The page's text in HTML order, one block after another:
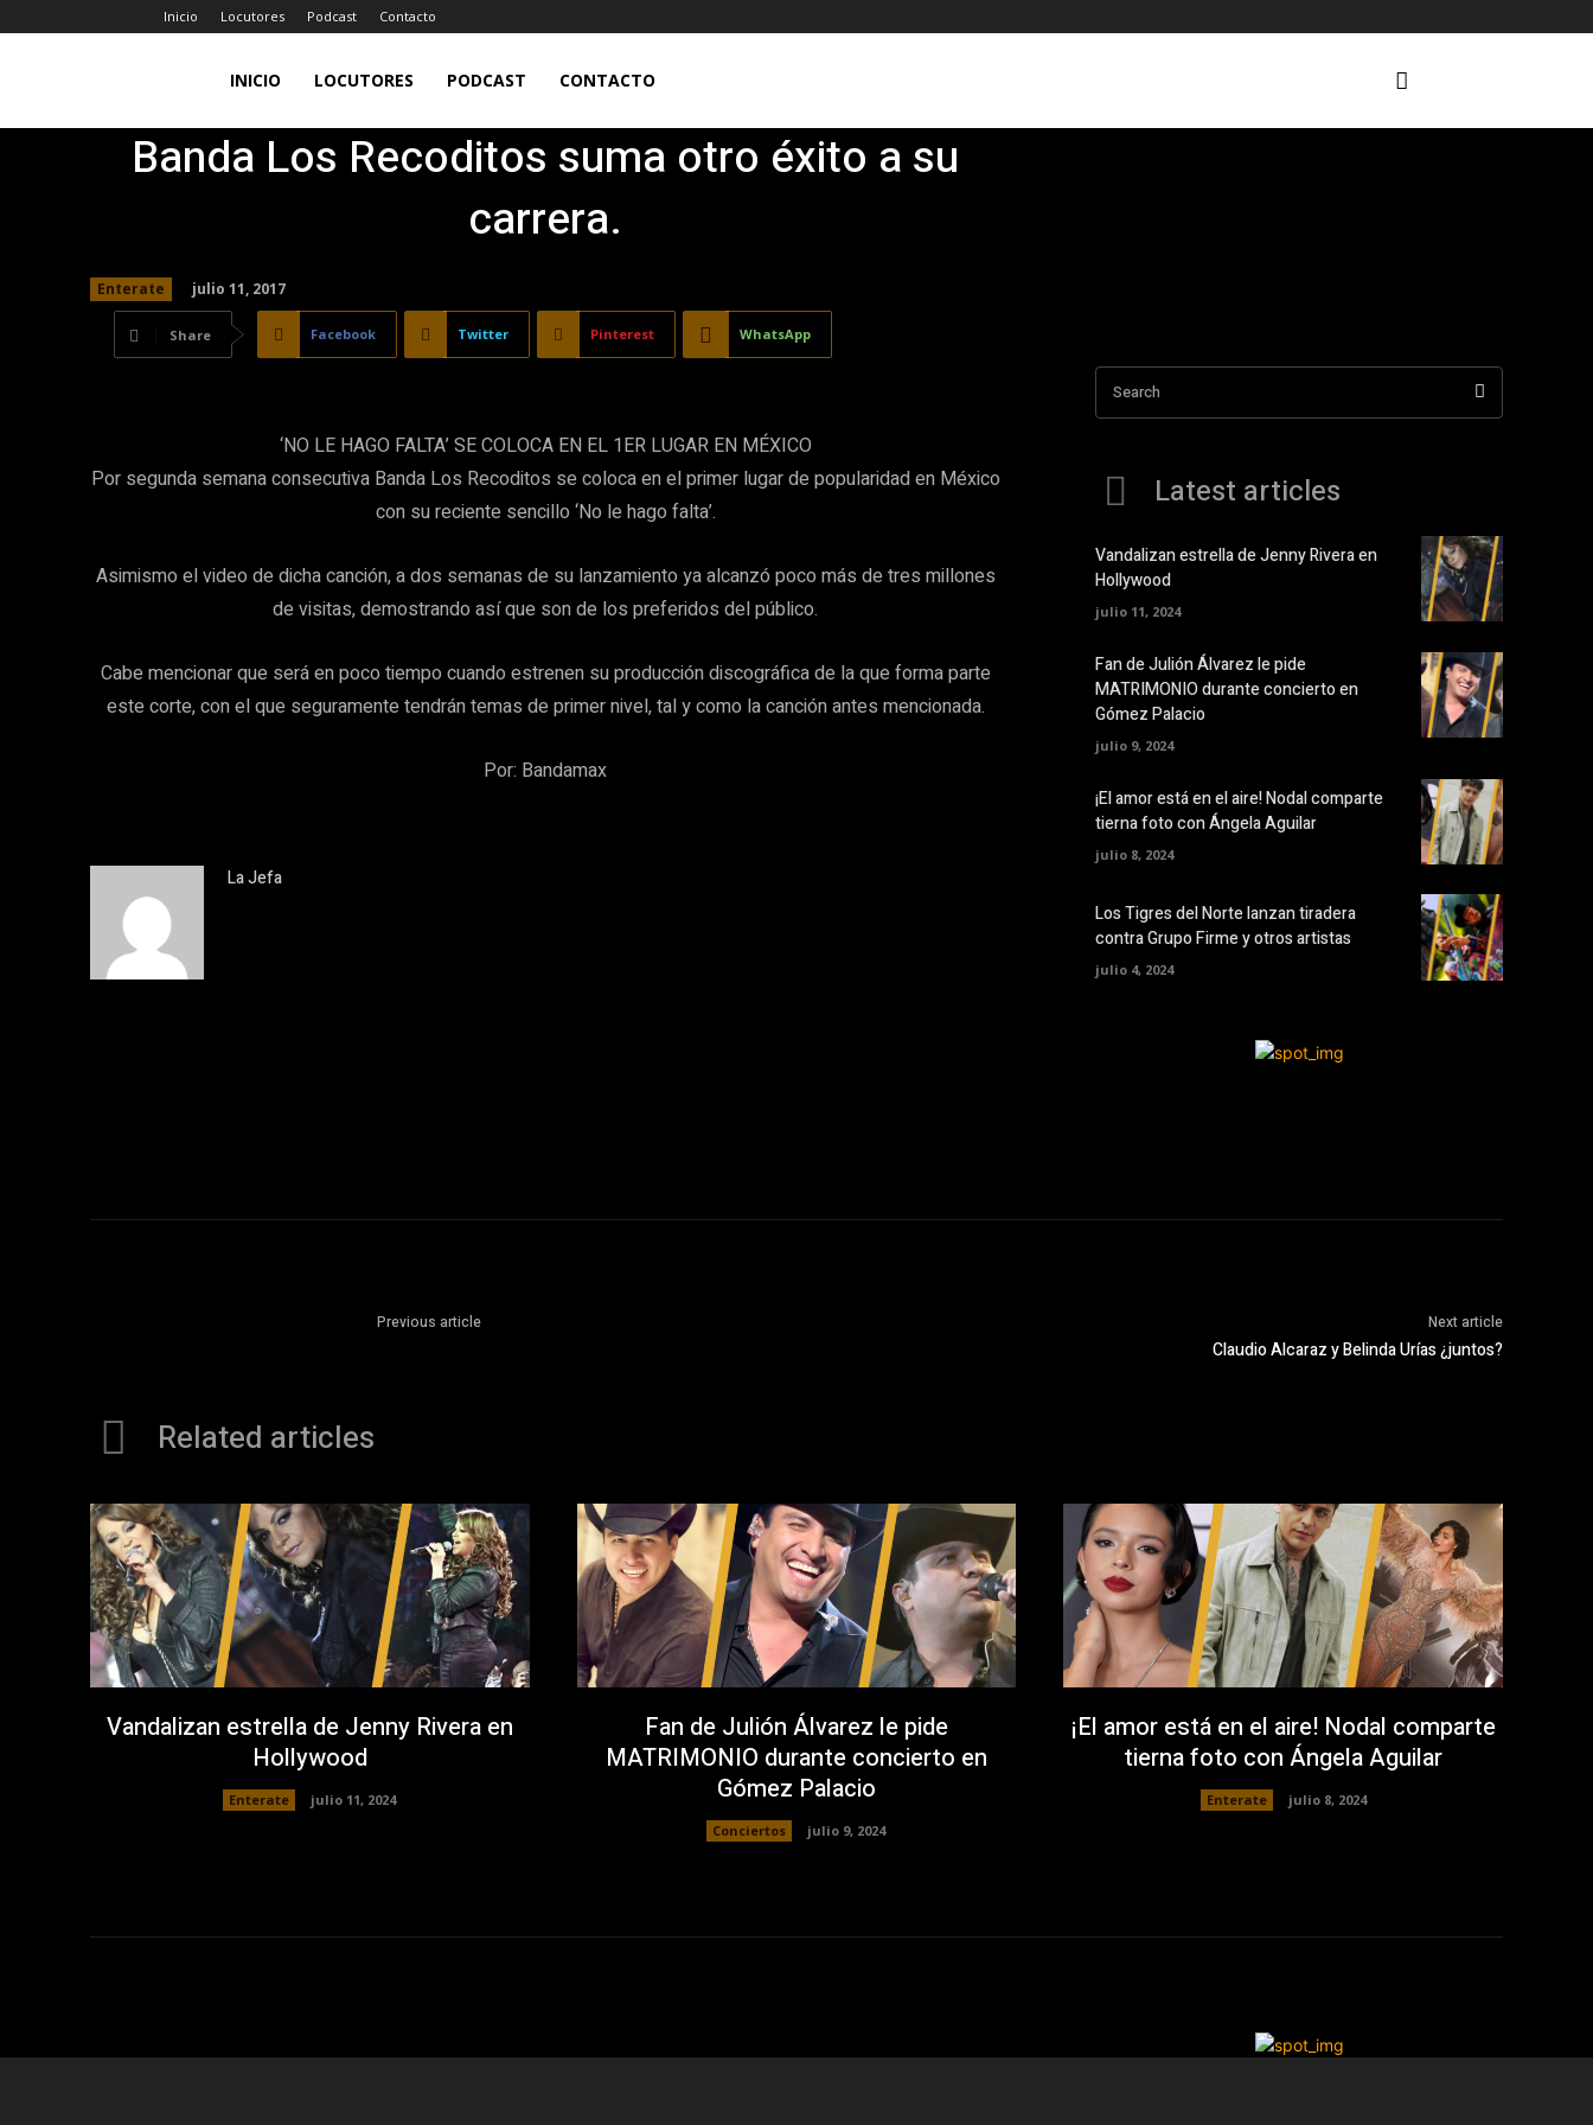
Inicio Locutores Podcast Contacto
JEFA
INICIO LOCUTORES PODCAST CONTACTO
Banda Los Recoditos suma otro éxito a su
carrera.
Enterate julio 11, 2017
Share Facebook Twitter Pinterest WhatsApp
‘NO LE HAGO FALTA’ SE COLOCA EN EL 1ER LUGAR EN MÉXICO
Por segunda semana consecutiva Banda Los Recoditos se coloca en el primer lugar de popularidad en México
con su reciente sencillo ‘No le hago falta’.
Asimismo el video de dicha canción, a dos semanas de su lanzamiento ya alcanzó poco más de tres millones
de visitas, demostrando así que son de los preferidos del público.
Cabe mencionar que será en poco tiempo cuando estrenen su producción discográfica de la que forma parte
este corte, con el que seguramente tendrán temas de primer nivel, tal y como la canción antes mencionada.
Por: Bandamax
La Jefa
Search
Latest articles
Vandalizan estrella de Jenny Rivera en
Hollywood
julio 11, 2024
Fan de Julión Álvarez le pide
MATRIMONIO durante concierto en
Gómez Palacio
julio 9, 2024
¡El amor está en el aire! Nodal comparte
tierna foto con Ángela Aguilar
julio 8, 2024
Los Tigres del Norte lanzan tiradera
contra Grupo Firme y otros artistas
julio 4, 2024
Previous article Next article
Claudio Alcaraz y Belinda Urías ¿juntos?
Related articles
Vandalizan estrella de Jenny Rivera en
Hollywood
Enterate julio 11, 2024
Fan de Julión Álvarez le pide
MATRIMONIO durante concierto en
Gómez Palacio
Conciertos julio 9, 2024
¡El amor está en el aire! Nodal comparte
tierna foto con Ángela Aguilar
Enterate julio 8, 2024